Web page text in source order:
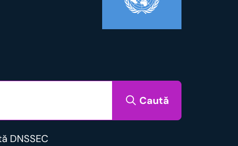
Caută
DNSSEC